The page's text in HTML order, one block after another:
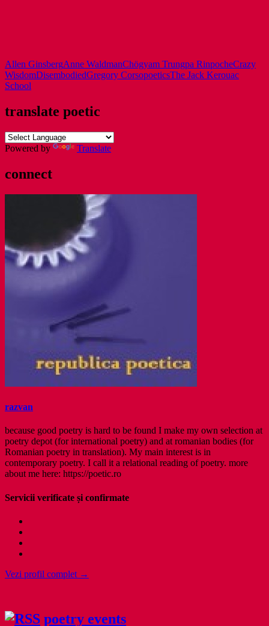
Allen GinsbergAnne WaldmanChögyam Trungpa RinpocheCrazy
WisdomDisembodiedGregory CorsopoeticsThe Jack Kerouac
School
translate poetic
Powered by Translate
connect
razvan
because good poetry is hard to be found I make my own selection at
poetry depot (for international poetry) and at romanian bodies (for
Romanian poetry in translation). My main interest is in
contemporary poetry. I call it a relational reading of poetry. more
about me here: https://poetic.ro
Servicii verificate și confirmate
Vezi profil complet →
poetry events